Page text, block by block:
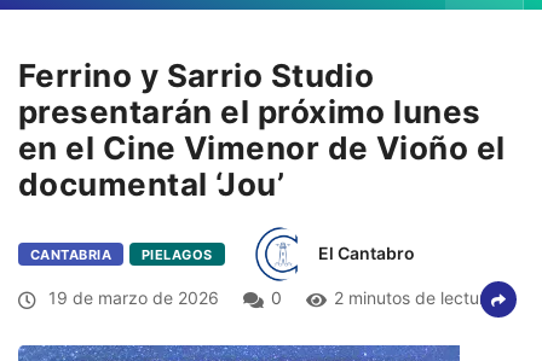
Ferrino y Sarrio Studio
presentarán el próximo lunes
en el Cine Vimenor de Vioño el
documental ‘Jou’
CANTABRIA PIELAGOS El Cantabro
19 de marzo de 2026 0 2 minutos de lectura